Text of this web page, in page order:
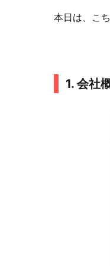
本日は、こ
1. 会社